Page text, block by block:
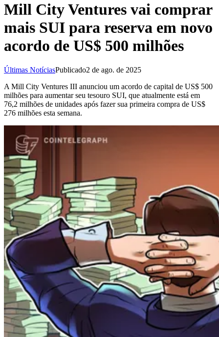
Mill City Ventures vai comprar
mais SUI para reserva em novo
acordo de US$ 500 milhões
Últimas NotíciasPublicado2 de ago. de 2025
A Mill City Ventures III anunciou um acordo de capital de US$ 500
milhões para aumentar seu tesouro SUI, que atualmente está em
76,2 milhões de unidades após fazer sua primeira compra de US$
276 milhões esta semana.